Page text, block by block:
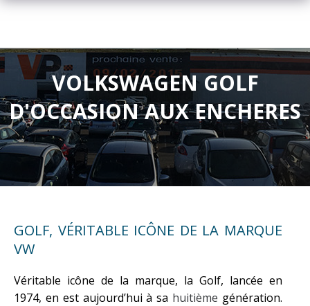
VOLKSWAGEN GOLF
D'OCCASION AUX ENCHERES
GOLF, VÉRITABLE ICÔNE DE LA MARQUE
VW
Véritable icône de la marque, la Golf, lancée en
1974, en est aujourd’hui à sa huitième génération.